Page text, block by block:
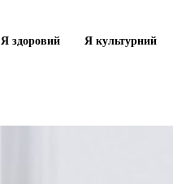
Я здоровий Я культурний